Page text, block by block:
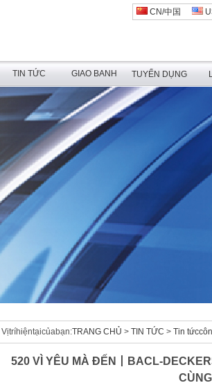
CN/中国
TIN TỨC GIAO BANH TUYỂN DỤNG
Vịtríhiệntạicủabạn:TRANG CHỦ > TIN TỨC > Tin
520 VÌ YÊU MÀ ĐẾN丨BACL-